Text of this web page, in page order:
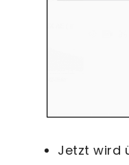
Jetzt wird